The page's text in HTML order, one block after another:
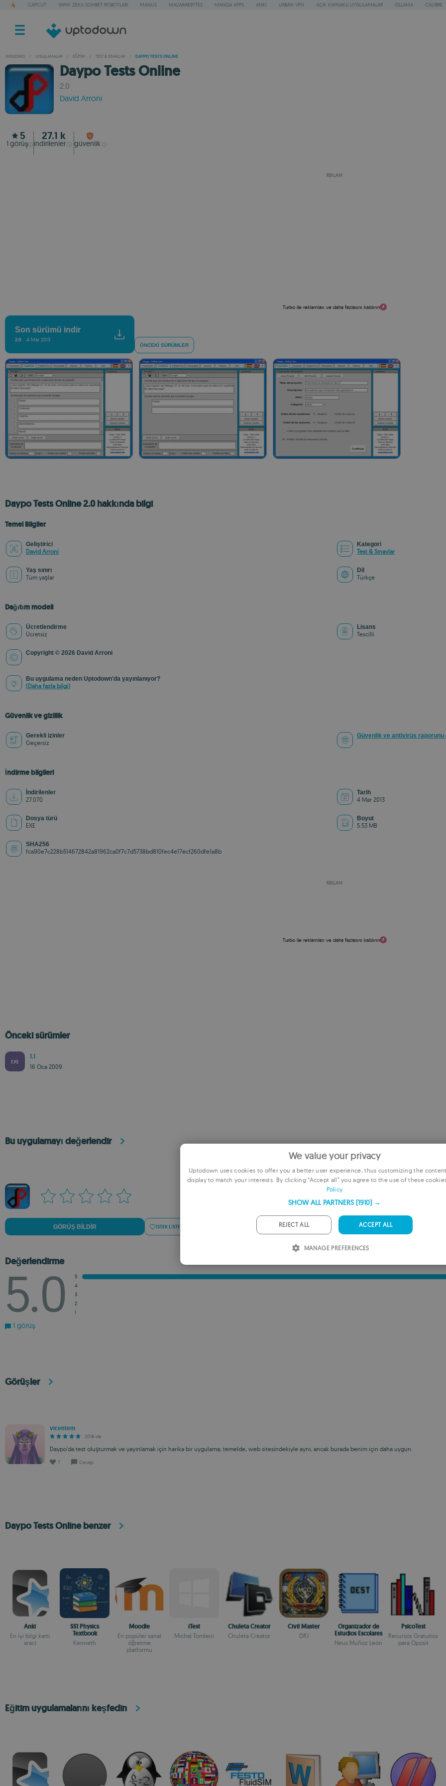
CAPCUT YAPAY ZEKA SOHBET ROBOTLARI MANUS MALWAREBYTES MANGA APPS ANKI URBAN VPN AÇIK KAYNAKLI UYGULAMALAR OLLAMA CALIBRE
WINDOWS / UYGULAMALAR / EĞITIM / TEST & SINAVLAR / DAYPO TESTS ONLINE
Daypo Tests Online
2.0
David Arroni
5
1 görüş
27.1 k
indirilenler güvenlik
REKLAM
Turbo ile reklamları ve daha fazlasını kaldırın
Son sürümü indir
2.0 4 Mar 2013
ÖNCEKI SÜRÜMLER
Daypo Tests Online 2.0 hakkında bilgi
Temel Bilgiler
Geliştirici
David Arroni
Kategori
Test & Sınavlar
Yaş sınırı
Tüm yaşlar
Dil
Türkçe
Dağıtım modeli
Ücretlendirme
Ücretsiz
Lisans
Tescilli
Copyright © 2026 David Arroni
Bu uygulama neden Uptodown'da yayınlanıyor?
(Daha fazla bilgi)
Güvenlik ve gizlilik
Gerekli izinler
Geçersiz
Güvenlik ve antivirüs raporunu
İndirme bilgileri
İndirilenler
27.070
Tarih
4 Mar 2013
Dosya türü
EXE
Boyut
5.53 MB
SHA256
fca90e7c228b514672842a81962ca0f7c7d5738bd810fec4e17ecf260dfe1a8b
REKLAM
Turbo ile reklamları ve daha fazlasını kaldırın
Önceki sürümler
EXE
1.1
16 Oca 2009
Bu uygulamayı değerlendir
GÖRÜŞ BILDIR İSTEK LISTESINE EKLE
Değerlendirme
5.0
5
4
3
2
1
1 görüş
Görüşler
vicentem
2018 de
Daypo'da test oluşturmak ve yayınlamak için harika bir uygulama; temelde, web sitesindekiyle aynı, ancak burada benim için daha uygun.
7 Cevap
Daypo Tests Online benzer
Anki
En iyi bilgi kartı
aracı
SS1 Physics
Textbook
Kenneth
Moodle
En popüler sanal
öğretme
platformu
iTest
Michal Tomlein
Chuleta Creator
Chuleta Creator
Civil Master
DRJ
Organizador de
Estudios Escolares
Neus Muñoz León
PsicoTest
Recursos Gratuitos
para Oposit
Eğitim uygulamalarını keşfedin
We value your privacy
Uptodown uses cookies to offer you a better user experience, thus customizing the
display to match your interests. By clicking “Accept all” you agree to the use of these
Policy
SHOW ALL PARTNERS (1910) →
ACCEPT ALL
REJECT ALL
MANAGE PREFERENCES